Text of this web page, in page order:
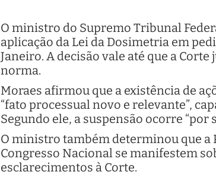
O ministro do Supremo Tribunal
aplicação da Lei da Dosimetria em
Janeiro. A decisão vale até que a
norma.
Moraes afirmou que a existência de
“fato processual novo e relevante”,
Segundo ele, a suspensão ocorre
O ministro também determinou que a
Congresso Nacional se manifestem
esclarecimentos à Corte.